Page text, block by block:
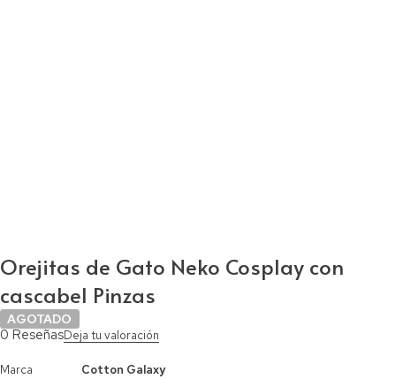
Orejitas de Gato Neko Cosplay con
cascabel Pinzas
AGOTADO
0 ReseñasDeja tu valoración
Marca
Cotton Galaxy